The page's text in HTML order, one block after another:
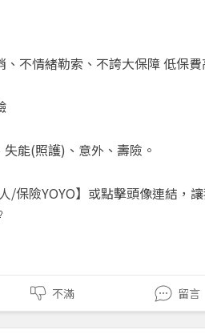
不情緒勒索、不誇大保障 低保
能(照護)、意外、壽險。
/保險YOYO】或點擊頭像連結，
不滿 留言